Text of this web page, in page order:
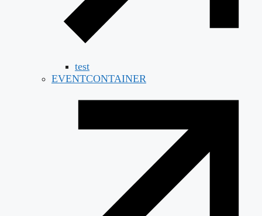
test
EVENTCONTAINER